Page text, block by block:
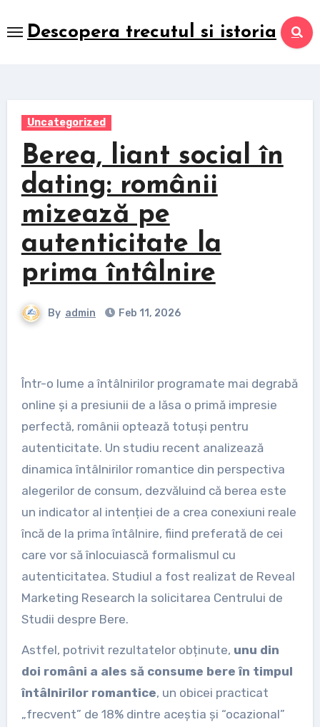
to
Descopera trecutul si istoria
Uncategorized
Berea, liant social în
dating: românii
mizează pe
autenticitate la
prima întâlnire
By admin Feb 11, 2026
Într-o lume a întâlnirilor programate mai degrabă
online și a presiunii de a lăsa o primă impresie
perfectă, românii optează totuși pentru
autenticitate. Un studiu recent analizează
dinamica întâlnirilor romantice din perspectiva
alegerilor de consum, dezvăluind că berea este
un indicator al intenției de a crea conexiuni reale
încă de la prima întâlnire, fiind preferată de cei
care vor să înlocuiască formalismul cu
autenticitatea. Studiul a fost realizat de Reveal
Marketing Research la solicitarea Centrului de
Studii despre Bere.
Astfel, potrivit rezultatelor obținute, unu din
doi români a ales să consume bere în timpul
întâlnirilor romantice, un obicei practicat
„frecvent” de 18% dintre aceștia și “ocazional”